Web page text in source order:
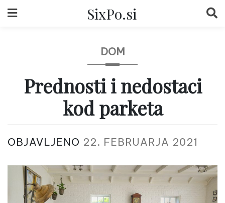
to
SixPo.si
DOM
Prednosti i nedostaci
kod parketa
OBJAVLJENO 22. FEBRUARJA 2021